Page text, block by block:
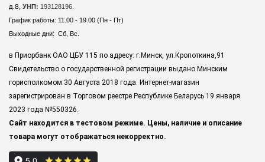
д.8, УНП: 193128196.
График работы: 11.00 - 19.00 (Пн - Пт)
Выходные дни: Сб, Вс.
в Приорбанк ОАО ЦБУ 115 по адресу: г.Минск, ул.Кропоткина,91
Свидетельство о государственной регистрации выдано Минским
горисполкомом 30 Августа 2018 года. Интернет-магазин
зарегистрирован в Торговом реестре Республике Беларусь 19 января
2023 года №550326.
Сайт находится в тестовом режиме. Цены, наличие и описание
товара могут отображаться некорректно.